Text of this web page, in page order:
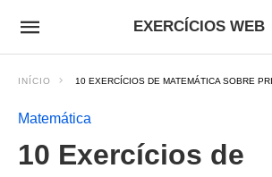
EXERCÍCIOS WEB
INÍCIO 10 EXERCÍCIOS DE MATEMÁTICA SOBRE
Matemática
10 Exercícios de